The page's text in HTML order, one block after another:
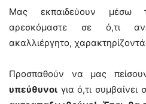
Μας εκπαιδεύουν μέσω
αρεσκόμαστε σε ό,τι
ακαλλιέργητο,
Προσπαθούν να μας
υπεύθυνοι για ό,τι συμβαίνει